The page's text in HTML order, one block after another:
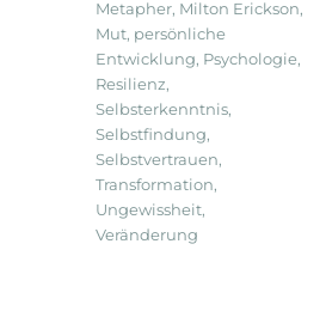
Metapher, Milton Erickson,
Mut, persönliche
Entwicklung, Psychologie,
Resilienz,
Selbsterkenntnis,
Selbstfindung,
Selbstvertrauen,
Transformation,
Ungewissheit,
Veränderung